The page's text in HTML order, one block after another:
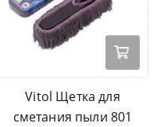
Vitol Щетка для
сметания пыли 801